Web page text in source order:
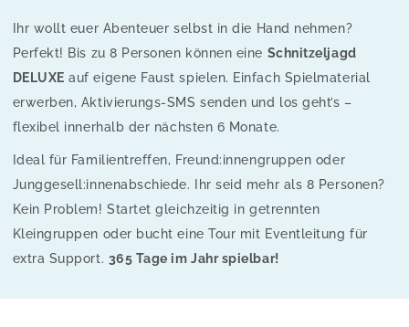
Ihr wollt euer Abenteuer selbst in die Hand nehmen?
Perfekt! Bis zu 8 Personen können eine Schnitzeljagd
DELUXE auf eigene Faust spielen. Einfach Spielmaterial
erwerben, Aktivierungs-SMS senden und los geht’s –
flexibel innerhalb der nächsten 6 Monate.
Ideal für Familientreffen, Freund:innengruppen oder
Junggesell:innenabschiede. Ihr seid mehr als 8 Personen?
Kein Problem! Startet gleichzeitig in getrennten
Kleingruppen oder bucht eine Tour mit Eventleitung für
extra Support. 365 Tage im Jahr spielbar!